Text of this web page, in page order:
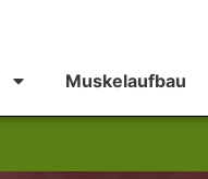
Muskelaufbau